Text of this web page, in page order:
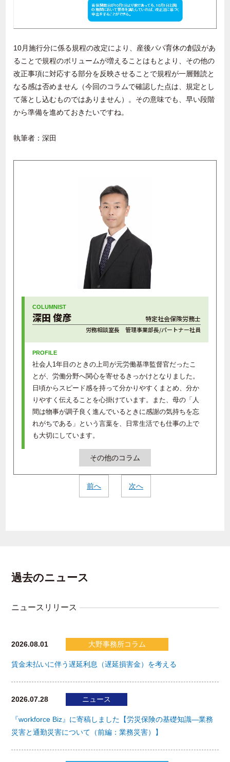
10月施行分に係る規程の改定により、産後パパ育休の創設があ
ることで規程のボリュームが増えることはもとより、その他の
改正事項に対応する部分を反映させることで規程が一層難読と
なる感は否めません（今回のコラムで確認した点は、規定とし
て落とし込むものではありません）。その意味でも、早い段階
から準備を進めておきたいですね。
執筆者：深田
深田 俊彦 特定社会保険労務士
労務相談室長 管理事業部長/パートナー社員
社会人1年目のときの上司が元労働基準監督官だったこ
とが、労働分野へ関心を寄せるきっかけとなりました。
日頃からスピード感を持って分かりやすくまとめ、分か
りやすく伝えることを心掛けています。また、母の「人
間は物事が調子良く進んでいるときに感謝の気持ちを忘
れがちである」という言葉を、日常生活でも仕事の上で
も大切にしています。
その他のコラム
前へ 次へ
過去のニュース
ニュースリリース
2026.08.01 大野事務所コラム
賃金未払いに伴う遅延利息（遅延損害金）を考える
2026.07.28 ニュース
『workforce Biz』に寄稿しました【労災保険の基礎知識―業務
災害と通勤災害について（前編：業務災害）】